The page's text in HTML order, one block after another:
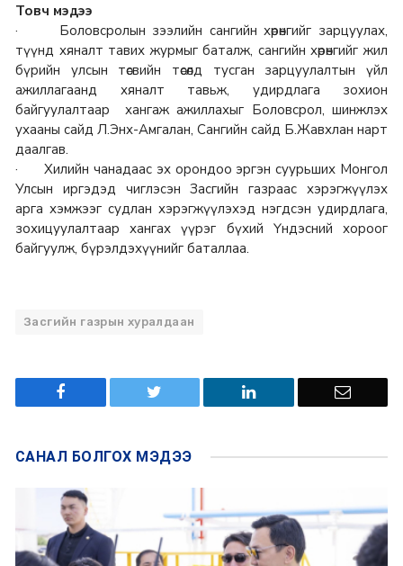
Товч мэдээ
· Боловсролын зээлийн сангийн хөрөнгийг зарцуулах,
түүнд хяналт тавих журмыг баталж, сангийн хөрөнгийг жил
бүрийн улсын төсвийн төсөлд тусган зарцуулалтын үйл
ажиллагаанд хяналт тавьж, удирдлага зохион
байгуулалтаар хангаж ажиллахыг Боловсрол, шинжлэх
ухааны сайд Л.Энх-Амгалан, Сангийн сайд Б.Жавхлан нарт
даалгав.
· Хилийн чанадаас эх орондоо эргэн суурьших Монгол
Улсын иргэдэд чиглэсэн Засгийн газраас хэрэгжүүлэх
арга хэмжээг судлан хэрэгжүүлэхэд нэгдсэн удирдлага,
зохицуулалтаар хангах үүрэг бүхий Үндэсний хороог
байгуулж, бүрэлдэхүүнийг баталлаа.
Засгийн газрын хуралдаан
САНАЛ БОЛГОХ МЭДЭЭ